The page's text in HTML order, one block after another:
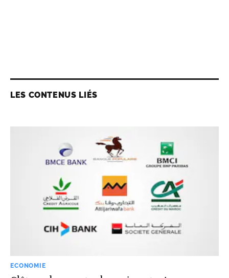
LES CONTENUS LIÉS
ECONOMIE